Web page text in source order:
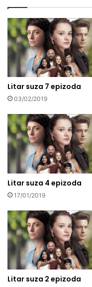
Litar suza 7 epizoda
03/02/2019
Litar suza 4 epizoda
17/01/2019
Litar suza 2 epizoda